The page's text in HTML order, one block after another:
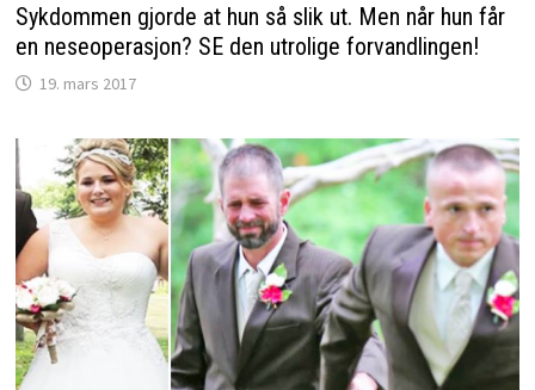
Sykdommen gjorde at hun så slik ut. Men når hun får
en neseoperasjon? SE den utrolige forvandlingen!
19. mars 2017